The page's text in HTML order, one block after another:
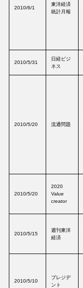
2010/6/1
東洋経済
統計月報
2010/5/31
日経ビジ
ネス
2010/5/20 流通問題
2010/5/20
2020
Value
creator
2010/5/15
週刊東洋
経済
2010/5/10
プレジデ
ント